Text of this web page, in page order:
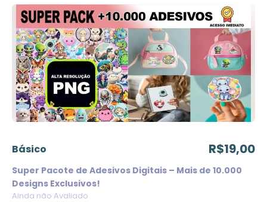
básico R$19,00
Super Pacote de Adesivos Digitais – Mais de 10.000
Designs Exclusivos!
Ainda não Avaliado